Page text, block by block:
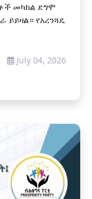
መካከል ደግሞ
ይይዛል። የአረንጓዴ
July 04, 2026